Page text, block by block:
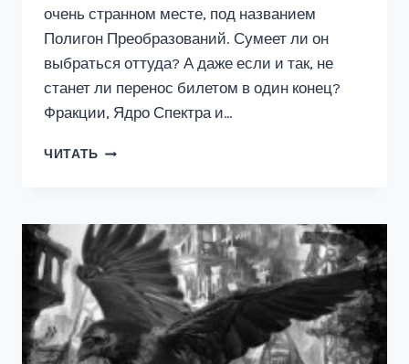
очень странном месте, под названием
Полигон Преобразований. Сумеет ли он
выбраться оттуда? А даже если и так, не
станет ли перенос билетом в один конец?
Фракции, Ядро Спектра и…
ЧИТАТЬ СПЕКТР-8